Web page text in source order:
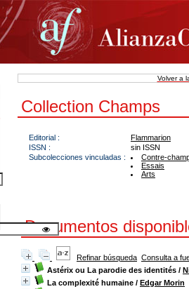
Volver a
Collection Champs
Editorial :
Flammarion
ISSN :
sin ISSN
Subcolecciones vinculadas :
Contre-
Essais
Arts
Documentos
Refinar búsqueda Consulta a
Astérix ou La parodie des identités /
La complexité humaine / Edgar Morin